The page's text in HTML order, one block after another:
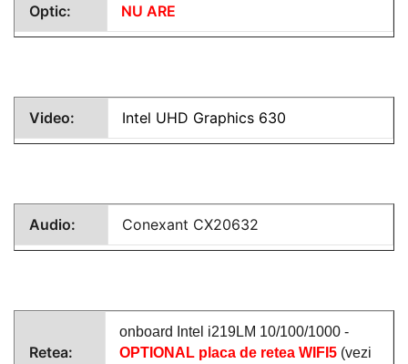
Optic: NU ARE
Video: Intel UHD Graphics 630
Audio: Conexant CX20632
Retea:
onboard Intel i219LM 10/100/1000 -
OPTIONAL placa de retea WIFI5 (vezi